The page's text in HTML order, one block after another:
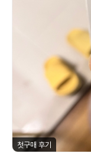
첫구매 후기